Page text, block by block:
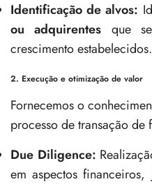
Identificação de alvos:
ou adquirentes que
crescimento estabelecidos.
2. Execução e otimização de valor
Fornecemos o
processo de transação
Due Diligence:
em aspectos